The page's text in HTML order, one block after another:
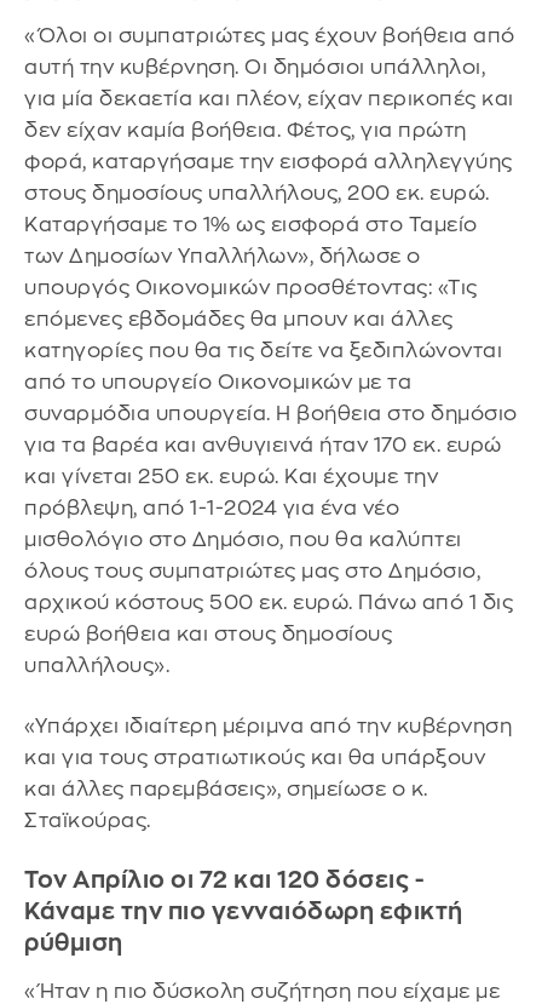
«Όλοι οι συμπατριώτες μας έχουν βοήθεια από
αυτή την κυβέρνηση. Οι δημόσιοι υπάλληλοι,
για μία δεκαετία και πλέον, είχαν περικοπές και
δεν είχαν καμία βοήθεια. Φέτος, για πρώτη
φορά, καταργήσαμε την εισφορά αλληλεγγύης
στους δημοσίους υπαλλήλους, 200 εκ. ευρώ.
Καταργήσαμε το 1% ως εισφορά στο Ταμείο
των Δημοσίων Υπαλλήλων», δήλωσε ο
υπουργός Οικονομικών προσθέτοντας: «Τις
επόμενες εβδομάδες θα μπουν και άλλες
κατηγορίες που θα τις δείτε να ξεδιπλώνονται
από το υπουργείο Οικονομικών με τα
συναρμόδια υπουργεία. Η βοήθεια στο δημόσιο
για τα βαρέα και ανθυγιεινά ήταν 170 εκ. ευρώ
και γίνεται 250 εκ. ευρώ. Και έχουμε την
πρόβλεψη, από 1-1-2024 για ένα νέο
μισθολόγιο στο Δημόσιο, που θα καλύπτει
όλους τους συμπατριώτες μας στο Δημόσιο,
αρχικού κόστους 500 εκ. ευρώ. Πάνω από 1 δις
ευρώ βοήθεια και στους δημοσίους
υπαλλήλους».
«Υπάρχει ιδιαίτερη μέριμνα από την κυβέρνηση
και για τους στρατιωτικούς και θα υπάρξουν
και άλλες παρεμβάσεις», σημείωσε ο κ.
Σταϊκούρας.
Τον Απρίλιο οι 72 και 120 δόσεις -
Κάναμε την πιο γενναιόδωρη εφικτή
ρύθμιση
«Ήταν η πιο δύσκολη συζήτηση που είχαμε με